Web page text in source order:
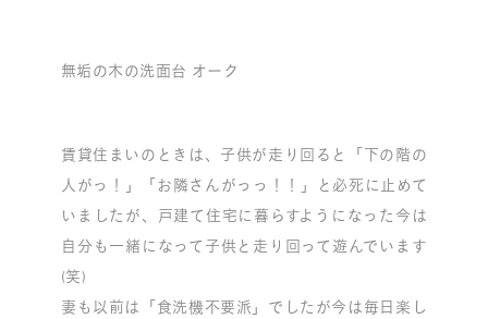
無垢の木の洗面台 オーク
賃貸住まいのときは、子供が走り回ると「下の階の
人がっ！」「お隣さんがっっ！！」と必死に止めて
いましたが、戸建て住宅に暮らすようになった今は
自分も一緒になって子供と走り回って遊んでいます
(笑)
妻も以前は「食洗機不要派」でしたが今は毎日楽し